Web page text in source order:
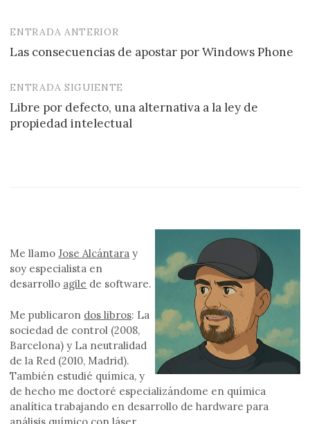
Navegación
de
entradas
ENTRADA ANTERIOR
Las consecuencias de apostar por Windows Phone
ENTRADA SIGUIENTE
Libre por defecto, una alternativa a la ley de
propiedad intelectual
Me llamoJose Alcántara y
soy especialista en
desarrollo agile de software.
Me publicaron dos libros: La
sociedad de control (2008,
Barcelona) y La neutralidad
de la Red (2010, Madrid).
También estudié química, y
de hecho me doctoré especializándome en química
analítica trabajando en desarrollo de hardware para